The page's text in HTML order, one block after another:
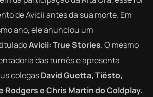
de Avicii antes da sua morte. Em
ano, ele anunciou um
Avicii: True Stories. O mesmo
das turnês e apresenta
colegasDavid Guetta, Tiësto,
Rodgers e Chris Martin do Coldplay.